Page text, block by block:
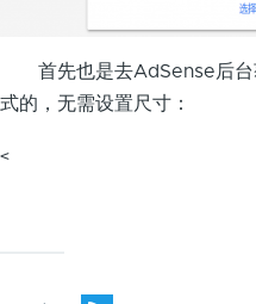
首先也是去AdSense后台
式的，无需设置尺寸：
<